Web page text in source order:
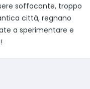
soffocante, troppo
città, regnano
a sperimentare e